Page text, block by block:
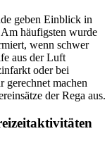
geben Einblick in
häufigsten wurde
wenn schwer
aus der Luft
oder bei
gerechnet machen
der Rega aus.